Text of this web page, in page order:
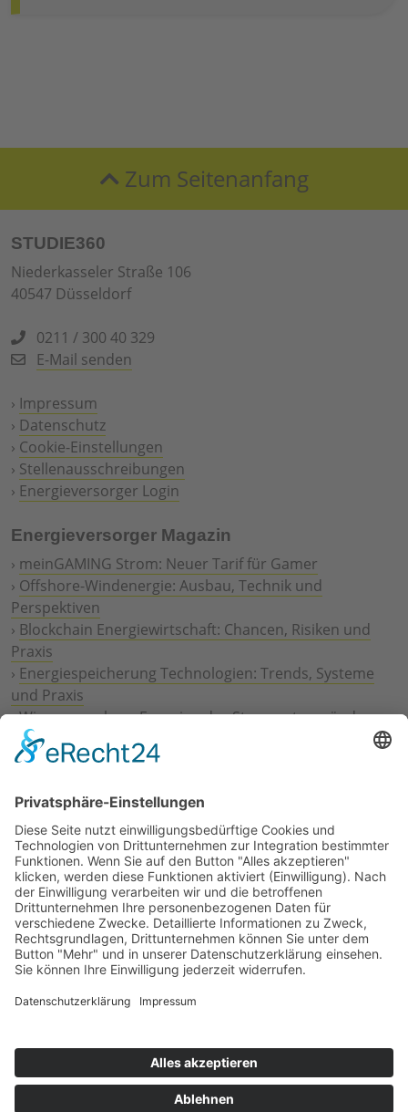
Zum Seitenanfang
STUDIE360
Niederkasseler Straße 106
40547 Düsseldorf
0211 / 300 40 329
E-Mail senden
› Impressum
› Datenschutz
› Cookie-Einstellungen
› Stellenausschreibungen
› Energieversorger Login
Energieversorger Magazin
› meinGAMING Strom: Neuer Tarif für Gamer
› Offshore-Windenergie: Ausbau, Technik und
Perspektiven
› Blockchain Energiewirtschaft: Chancen, Risiken und
Praxis
› Energiespeicherung Technologien: Trends, Systeme
und Praxis
›Wie erneuerbare Energien das Stromnetz verändern
Digitalisierung Energiewirtschaft: Effizienz, Netze und
Prozesse
Geschäftsmodelle
›Vorstandswechsel Westenergie: Böddeling übernimmt
befristet
›Wasserstoff-Hochlauf: Dialog, Infrastruktur und
konkrete Schritte
›Solaranlage Regenbogenfarben: FC St. Pauli und
LichtBlick installieren erste weltweite Anlage
Jetzt an der STUDIE360 teilnehmen
Wir möchten Transparenz mit einheitlichen Kriterien
kostenlose Teilnahme wichtig. Die Ergebnisse werden
umgehend nach Teilnahme und Auswertung auf
unserer Webseite zur Verfügung gestellt.